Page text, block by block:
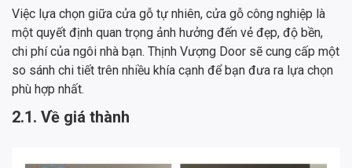
Việc lựa chọn giữa cửa gỗ tự nhiên, cửa gỗ công nghiệp là
một quyết định quan trọng ảnh hưởng đến vẻ đẹp, độ bền,
chi phí của ngôi nhà bạn. Thịnh Vượng Door sẽ cung cấp một
so sánh chi tiết trên nhiều khía cạnh để bạn đưa ra lựa chọn
phù hợp nhất.
2.1. Về giá thành